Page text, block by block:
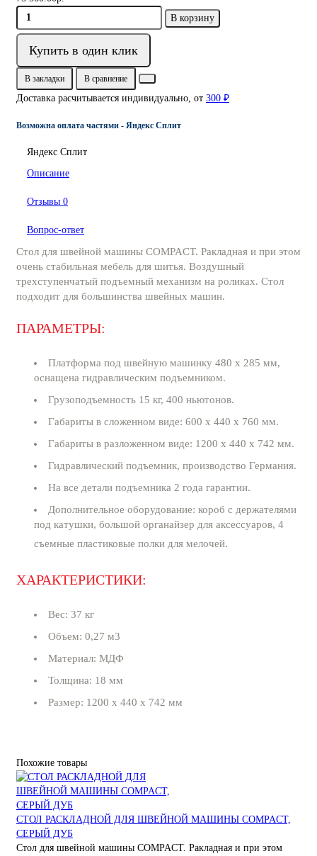
В корзину
Купить в один клик
В закладки В сравнение
Доставка расчитывается индивидуально, от 300 ₽
Возможна оплата частями - Яндекс Сплит
Яндекс Сплит
Описание
Отзывы 0
Вопрос-ответ
Стол для швейной машины COMPACT. Ракладная и при этом
очень стабильная мебель для шитья. Воздушный
трехступенчатый подъемный механизм на роликах. Стол
подходит для большинства швейных машин.
ПАРАМЕТРЫ:
Платформа под швейную машинку 480 х 285 мм,
оснащена гидравлическим подъемником.
Грузоподъемность 15 кг, 400 ньютонов.
Габариты в сложенном виде: 600 х 440 х 760 мм.
Габариты в разложенном виде: 1200 х 440 х 742 мм.
Гидравлический подъемник, производство Германия.
На все детали подъемника 2 года гарантии.
Дополнительное оборудование: короб с держателями
под катушки, большой органайзер для аксессуаров, 4
съемные пластиковые полки для мелочей.
ХАРАКТЕРИСТИКИ:
Вес: 37 кг
Объем: 0,27 м3
Материал: МДФ
Толщина: 18 мм
Размер: 1200 х 440 х 742 мм
Похожие товары
СТОЛ РАСКЛАДНОЙ ДЛЯ ШВЕЙНОЙ МАШИНЫ COMPACT,
СЕРЫЙ ДУБ
Стол для швейной машины COMPACT. Ракладная и при этом